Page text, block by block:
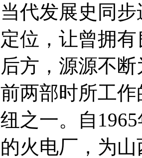
代发展史同
位，让曾拥
方，源源不
前两部时所工
之一。自
火电厂，为